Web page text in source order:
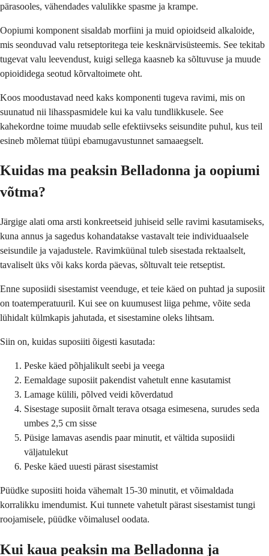
pärasooles, vähendades valulikke spasme ja krampe.
Oopiumi komponent sisaldab morfiini ja muid opioidseid alkaloide,
mis seonduvad valu retseptoritega teie kesknärvisüsteemis. See tekitab
tugevat valu leevendust, kuigi sellega kaasneb ka sõltuvuse ja muude
opioididega seotud kõrvaltoimete oht.
Koos moodustavad need kaks komponenti tugeva ravimi, mis on
suunatud nii lihasspasmidele kui ka valu tundlikkusele. See
kahekordne toime muudab selle efektiivseks seisundite puhul, kus teil
esineb mõlemat tüüpi ebamugavustunnet samaaegselt.
Kuidas ma peaksin Belladonna ja oopiumi
võtma?
Järgige alati oma arsti konkreetseid juhiseid selle ravimi kasutamiseks,
kuna annus ja sagedus kohandatakse vastavalt teie individuaalsele
seisundile ja vajadustele. Ravimküünal tuleb sisestada rektaalselt,
tavaliselt üks või kaks korda päevas, sõltuvalt teie retseptist.
Enne suposiidi sisestamist veenduge, et teie käed on puhtad ja suposiit
on toatemperatuuril. Kui see on kuumusest liiga pehme, võite seda
lühidalt külmkapis jahutada, et sisestamine oleks lihtsam.
Siin on, kuidas suposiiti õigesti kasutada:
Peske käed põhjalikult seebi ja veega
Eemaldage suposiit pakendist vahetult enne kasutamist
Lamage külili, põlved veidi kõverdatud
Sisestage suposiit õrnalt terava otsaga esimesena, surudes seda
umbes 2,5 cm sisse
Püsige lamavas asendis paar minutit, et vältida suposiidi
väljatulekut
Peske käed uuesti pärast sisestamist
Püüdke suposiiti hoida vähemalt 15-30 minutit, et võimaldada
korralikku imendumist. Kui tunnete vahetult pärast sisestamist tungi
roojamisele, püüdke võimalusel oodata.
Kui kaua peaksin ma Belladonna ja